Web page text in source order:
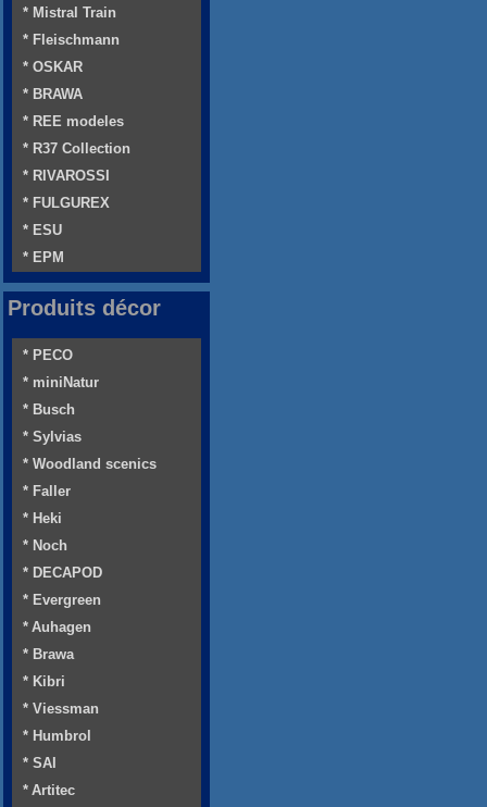
* Mistral Train
* Fleischmann
* OSKAR
* BRAWA
* REE modeles
* R37 Collection
* RIVAROSSI
* FULGUREX
* ESU
* EPM
Produits décor
* PECO
* miniNatur
* Busch
* Sylvias
* Woodland scenics
* Faller
* Heki
* Noch
* DECAPOD
* Evergreen
* Auhagen
* Brawa
* Kibri
* Viessman
* Humbrol
* SAI
* Artitec